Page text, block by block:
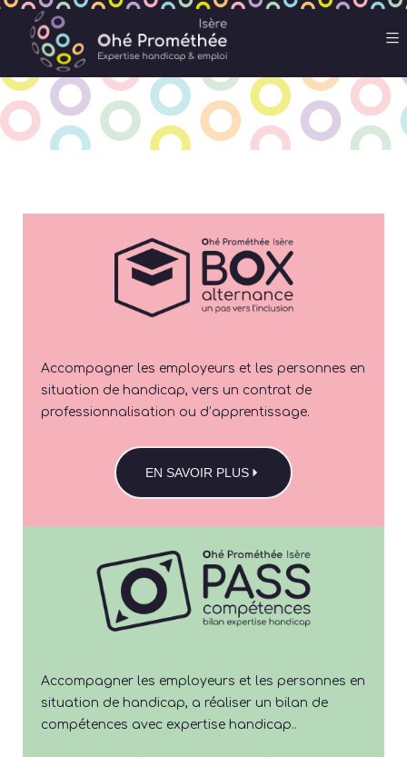
Accompagner les employeurs et les personnes en
situation de handicap, vers un contrat de
professionnalisation ou d’apprentissage.
EN SAVOIR PLUS
Accompagner les employeurs et les personnes en
situation de handicap, a réaliser un bilan de
compétences avec expertise handicap..